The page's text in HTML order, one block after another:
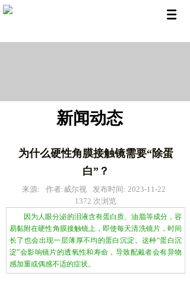
新闻动态
为什么硬性角膜接触镜需要“除蛋
白”？
来源: 作者:威尔视 发布时间: 2023-11-22
1372 次浏览
因为人眼分泌的泪液含有蛋白质、油脂等成分，容
易黏附在硬性角膜接触镜上，即使每天清洗镜片，时间
长了也会出现一层薄厚不均的蛋白沉淀。这种“蛋白沉
淀”会影响镜片的透氧性和寿命，导致配戴者会有异物
感加重或偶感不适的症状。